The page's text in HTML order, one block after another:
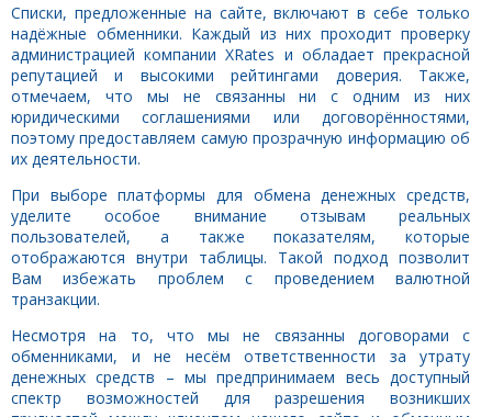
Списки, предложенные на сайте, включают в себе только
надёжные обменники. Каждый из них проходит проверку
администрацией компании XRates и обладает прекрасной
репутацией и высокими рейтингами доверия. Также,
отмечаем, что мы не связанны ни с одним из них
юридическими соглашениями или договорённостями,
поэтому предоставляем самую прозрачную информацию об
их деятельности.
При выборе платформы для обмена денежных средств,
уделите особое внимание отзывам реальных
пользователей, а также показателям, которые
отображаются внутри таблицы. Такой подход позволит
Вам избежать проблем с проведением валютной
транзакции.
Несмотря на то, что мы не связанны договорами с
обменниками, и не несём ответственности за утрату
денежных средств – мы предпринимаем весь доступный
спектр возможностей для разрешения возникших